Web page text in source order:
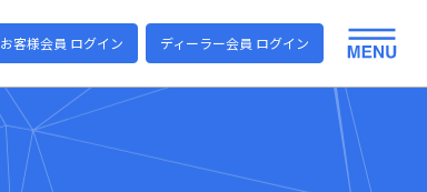
お客様会員 ログイン ディーラー会員 ログイン